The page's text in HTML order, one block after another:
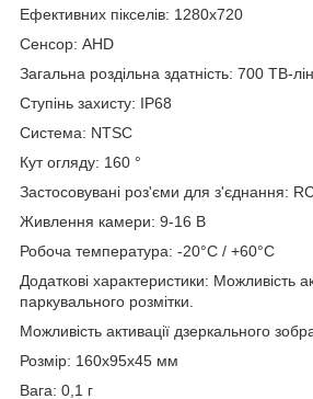
Ефективних пікселів: 1280x720
Сенсор: AHD
Загальна роздільна здатність: 700 ТВ-
Ступінь захисту: IP68
Система: NTSC
Кут огляду: 160 °
Застосовувані роз'єми для з'єднання:
Живлення камери: 9-16 В
Робоча температура: -20°C / +60°C
Додаткові характеристики: Можливість
паркувального розмітки.
Можливість активації дзеркального
Розмір: 160х95х45 мм
Вага: 0,1 г